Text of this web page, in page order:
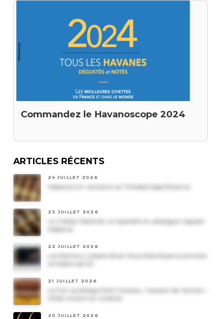
Commandez le Havanoscope 2024
ARTICLES RÉCENTS
24 JUILLET 2026
Habanos S.A. annonce un Trinidad Vigia Reserva
23 JUILLET 2026
Le Cohiba Talismán va rejoindre le catalogue régulier
22 JUILLET 2026
21 JUILLET 2026
Le Por Larrañaga Petit Coronas, « havane de l’année »
20 JUILLET 2026